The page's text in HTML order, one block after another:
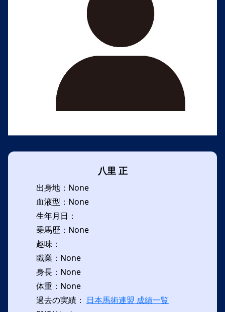
八里 正
出身地：None
血液型：None
生年月日：
乗馬歴：None
趣味：
職業：None
身長：None
体重：None
過去の実績： 日本馬術連盟 成績一覧